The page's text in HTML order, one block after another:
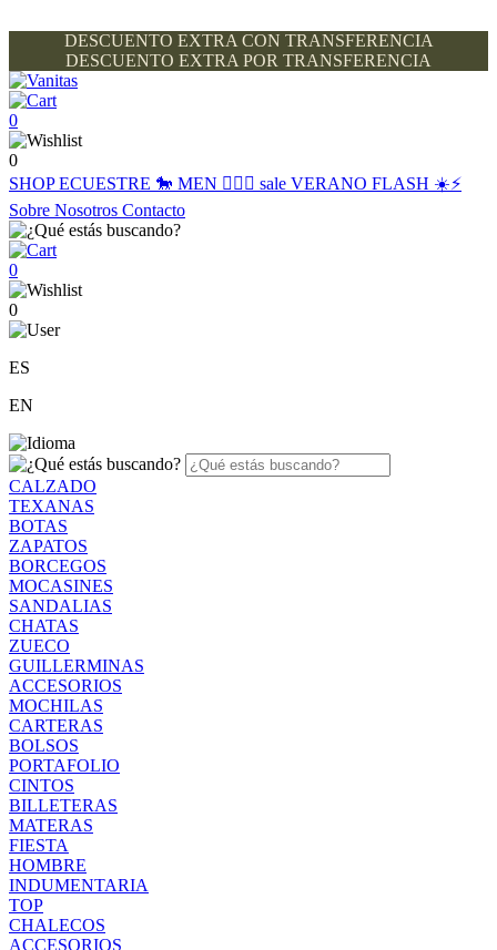
DESCUENTO EXTRA CON TRANSFERENCIA
DESCUENTO EXTRA POR TRANSFERENCIA
0
0
SHOPECUESTRE 🐎 MEN 🙋🏽‍♂️ sale VERANO FLASH ☀️⚡️
Sobre Nosotros Contacto
0
0
ES
EN
CALZADO
TEXANAS
BOTAS
ZAPATOS
BORCEGOS
MOCASINES
SANDALIAS
CHATAS
ZUECO
GUILLERMINAS
ACCESORIOS
MOCHILAS
CARTERAS
BOLSOS
PORTAFOLIO
CINTOS
BILLETERAS
MATERAS
FIESTA
HOMBRE
INDUMENTARIA
TOP
CHALECOS
ACCESORIOS